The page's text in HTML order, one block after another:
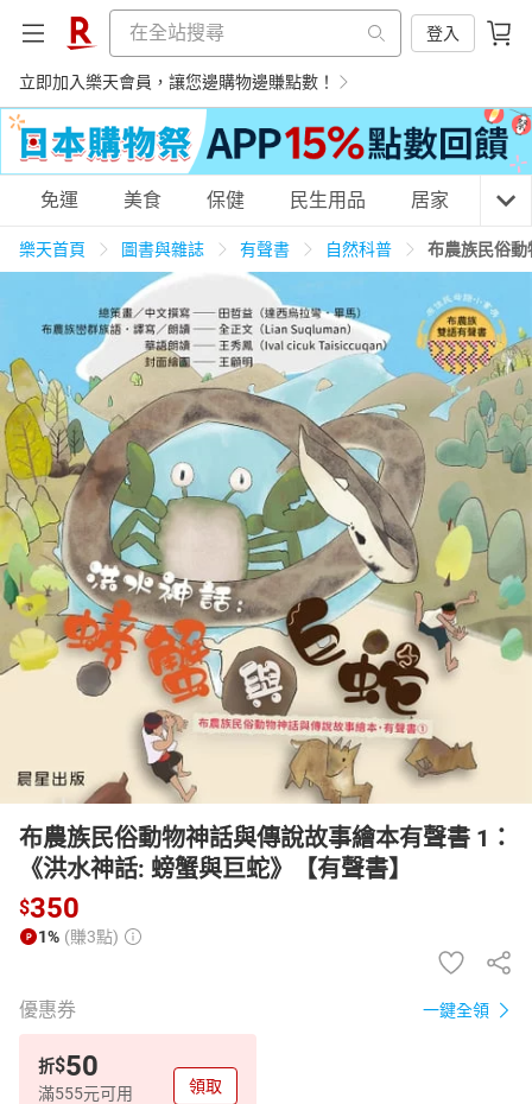
登入
立即加入樂天會員，讓您邊購物邊賺點數！
購物網分類
天天免運 美食蛋糕 養生保健 民生用品
居家生活 3C家電 運動休閒 親子玩具
女裝 男裝 化妝保養 情趣用品
日本購物 電子/紙本書
HOT
免運 美食 保健 民生用品 居家 3C
樂天首頁 圖書與雜誌 有聲書 自然科普 布農族民俗
布農族民俗動物神話與傳說故事繪本有聲書 1：
《洪水神話: 螃蟹與巨蛇》【有聲書】
$350
1% (賺3點)
優惠券 一鍵全領
折$50
滿555元可用 領取